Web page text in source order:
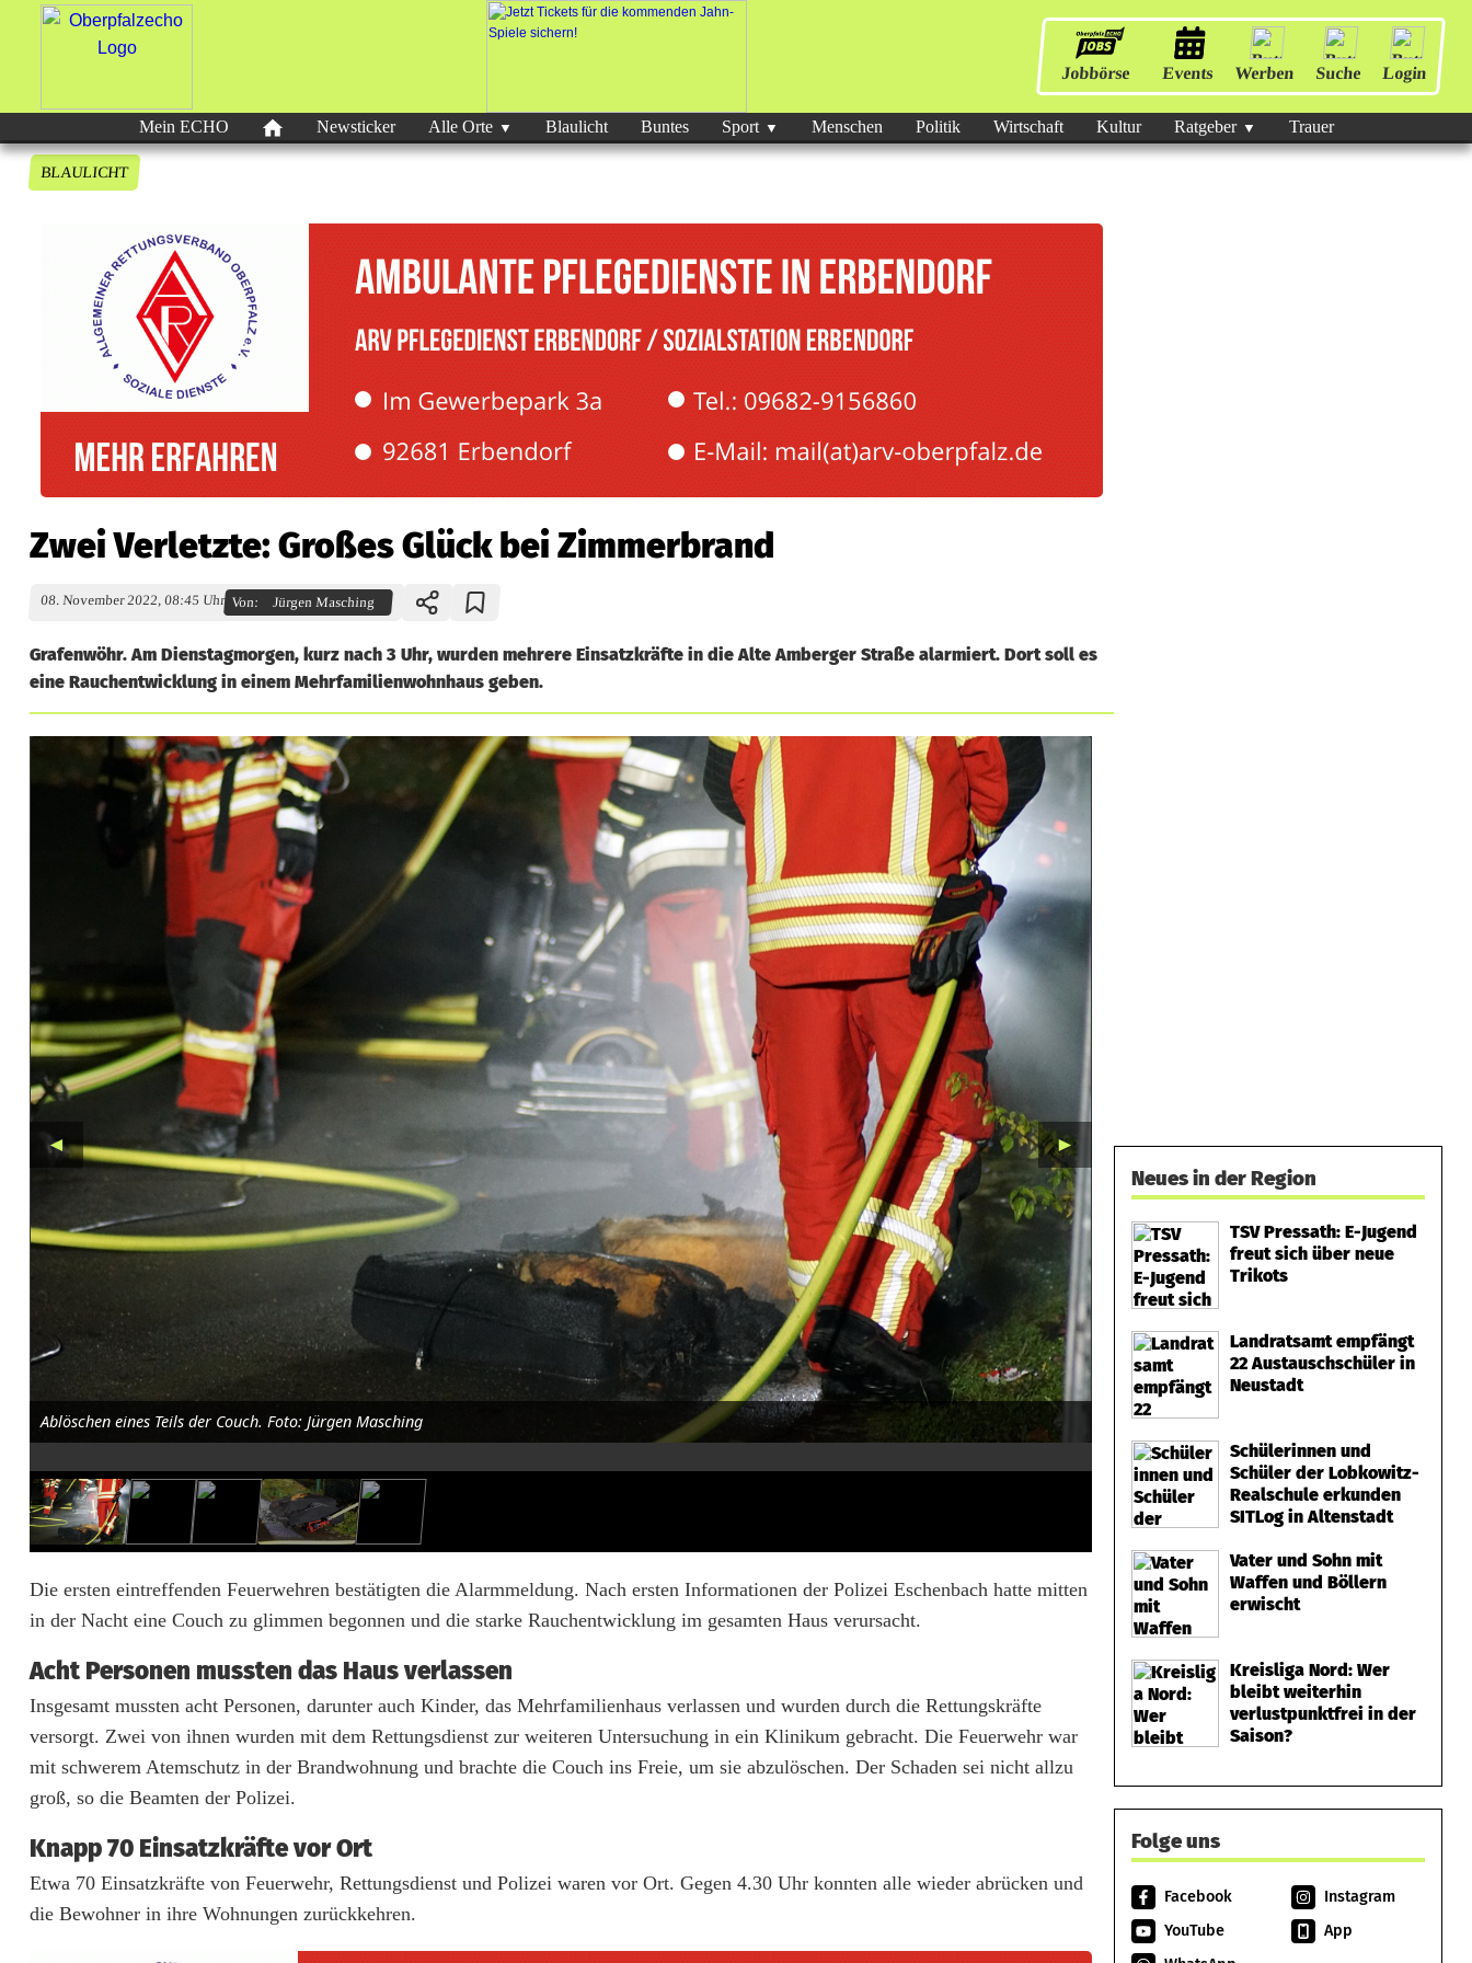
Jobbörse Events Werben Suche Login
Mein ECHO Newsticker Alle Orte Blaulicht Buntes Sport Menschen Politik Wirtschaft Kultur Ratgeber Trauer
BLAULICHT
Zwei Verletzte: Großes Glück bei Zimmerbrand
08. November 2022, 08:45 Uhr Von: Jürgen Masching
Grafenwöhr. Am Dienstagmorgen, kurz nach 3 Uhr, wurden mehrere Einsatzkräfte in die Alte Amberger Straße alarmiert. Dort soll es
eine Rauchentwicklung in einem Mehrfamilienwohnhaus geben.
e
r
l
e
t
z
e
G
r
o
e
s
G
l
ü
c
b
e
i
Z
Ablöschen eines Teils der Couch. Foto: Jürgen Masching
◄ ►
Die ersten eintreffenden Feuerwehren bestätigten die Alarmmeldung. Nach ersten Informationen der Polizei Eschenbach hatte mitten
in der Nacht eine Couch zu glimmen begonnen und die starke Rauchentwicklung im gesamten Haus verursacht.
Acht Personen mussten das Haus verlassen
Insgesamt mussten acht Personen, darunter auch Kinder, das Mehrfamilienhaus verlassen und wurden durch die Rettungskräfte
versorgt. Zwei von ihnen wurden mit dem Rettungsdienst zur weiteren Untersuchung in ein Klinikum gebracht. Die Feuerwehr war
mit schwerem Atemschutz in der Brandwohnung und brachte die Couch ins Freie, um sie abzulöschen. Der Schaden sei nicht allzu
groß, so die Beamten der Polizei.
Knapp 70 Einsatzkräfte vor Ort
Etwa 70 Einsatzkräfte von Feuerwehr, Rettungsdienst und Polizei waren vor Ort. Gegen 4.30 Uhr konnten alle wieder abrücken und
die Bewohner in ihre Wohnungen zurückkehren.
Neues in der Region
TSV Pressath: E-Jugend
freut sich über neue
Trikots
Landratsamt empfängt
22 Austauschschüler in
Neustadt
Schülerinnen und
Schüler der Lobkowitz-
Realschule erkunden
SITLog in Altenstadt
Vater und Sohn mit
Waffen und Böllern
erwischt
Kreisliga Nord: Wer
bleibt weiterhin
verlustpunktfrei in der
Saison?
Folge uns
Facebook
Instagram
YouTube
App